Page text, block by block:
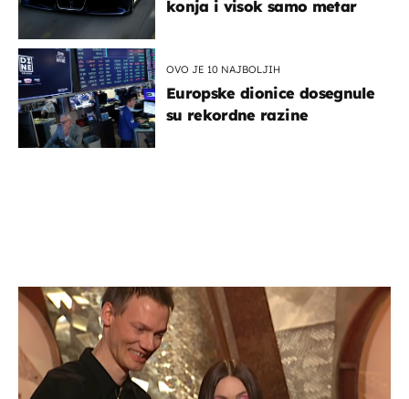
konja i visok samo metar
OVO JE 10 NAJBOLJIH
Europske dionice dosegnule
su rekordne razine